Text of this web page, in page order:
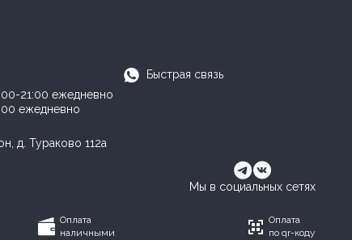
Быстрая связь
21:00 ежедневно
ежедневно
д. Тураково 112а
Мы в социальных сетях
Оплата
наличными
Оплата
по qr-коду